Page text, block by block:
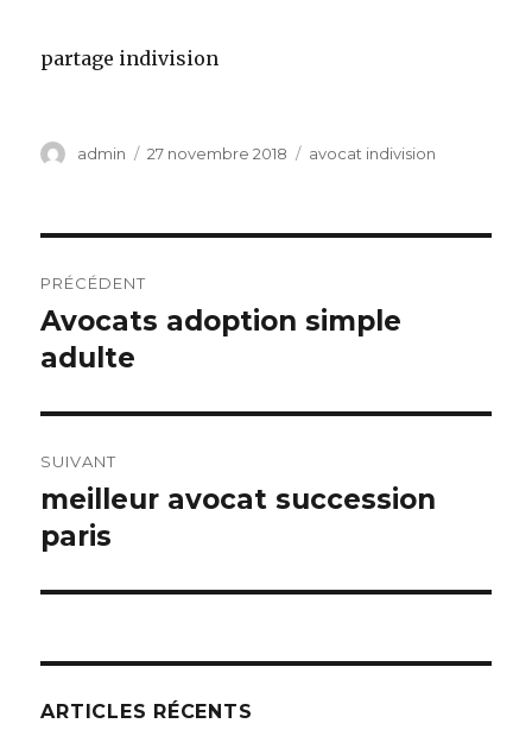
partage indivision
Auteur
admin
Publié
27 novembre 2018 Catégories
avocat indivision
de
l’article
PRÉCÉDENT
Article
précédent :
Avocats adoption simple
adulte
SUIVANT
Article
suivant :
meilleur avocat succession
paris
ARTICLES RÉCENTS